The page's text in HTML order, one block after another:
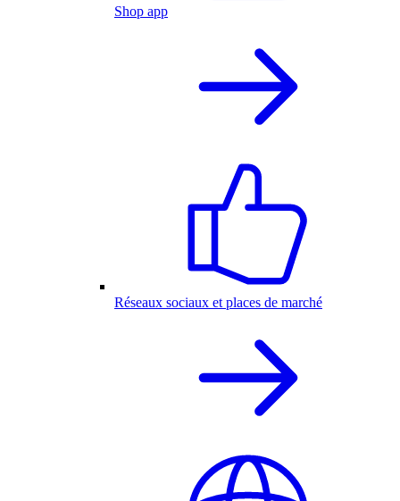
Shop app
Réseaux sociaux et places de marché